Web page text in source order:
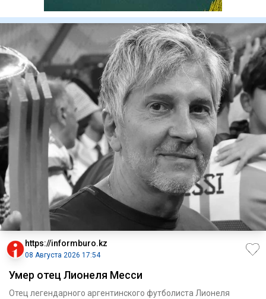
https://informburo.kz
08 Августа 2026 17:54
Умер отец Лионеля Месси
Отец легендарного аргентинского футболиста Лионеля